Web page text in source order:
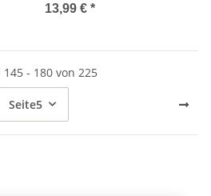
13,99 € *
- 180 von 225
Seite5